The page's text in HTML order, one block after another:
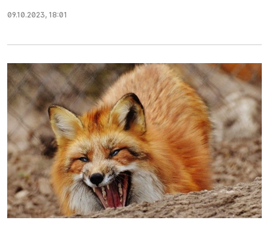
09.10.2023, 18:01